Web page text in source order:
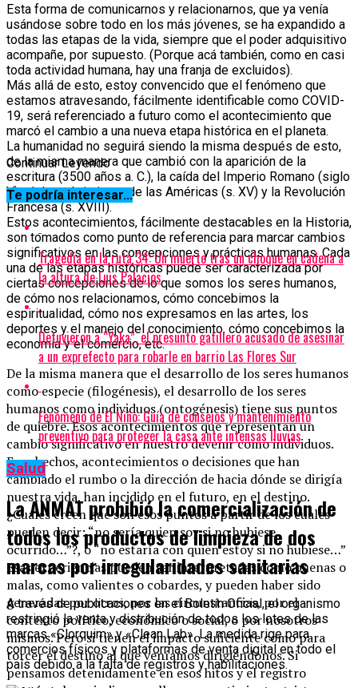
Esta forma de comunicarnos y relacionarnos, que ya venía
usándose sobre todo en los más jóvenes, se ha expandido a
todas las etapas de la vida, siempre que el poder adquisitivo
acompañe, por supuesto. (Porque acá también, como en casi
toda actividad humana, hay una franja de excluidos).
Más allá de esto, estoy convencido que el fenómeno que
estamos atravesando, fácilmente identificable como COVID-
19, será referenciado a futuro como el acontecimiento que
marcó el cambio a una nueva etapa histórica en el planeta.
La humanidad no seguirá siendo la misma después de esto,
de la misma manera que cambió con la aparición de la
escritura (3500 años a. C.), la caída del Imperio Romano (siglo
V), el descubrimiento de las Américas (s. XV) y la Revolución
Francesa (s. XVIII).
Estos acontecimientos, fácilmente destacables en la Historia,
son tomados como punto de referencia para marcar cambios
significativos en las concepciones y prácticas humanas. Cada
una de las etapas históricas puede ser caracterizada por
ciertas concepciones de lo que somos los seres humanos,
de cómo nos relacionamos, cómo concebimos la
espiritualidad, cómo nos expresamos en las artes, los
deportes y el manejo del conocimiento, cómo concebimos la
economía y el comercio, etc.
De la misma manera que el desarrollo de los seres humanos
como especie (filogénesis), el desarrollo de los seres
humanos como individuos (ontogénesis) tiene sus puntos
de quiebre. Esos acontecimientos que representan un
cambio significativo en nuestro devenir como individuos.
Esos hechos, acontecimientos o decisiones que han
cambiado el rumbo o la dirección de hacia dónde se dirigía
nuestra vida, han incidido en el futuro, en el destino.
¿Cuáles creen que son esos puntos a partir de los cuales
pueden decir: “no sería quien soy si no hubiese
ocurrido…”?, o “no estaría con quien estoy si no hubiese…”
Esas experiencias pueden ser interpretadas como buenas o
malas, como valientes o cobardes, y pueden haber sido
generadas por otros, por las circunstancias, por el
contexto político, económico o social, o por nosotros
mismos. Pero si tienen el impacto suficiente como para
torcer el destino al que veníamos dirigiéndonos. Si
pensamos detenidamente en esos hitos y el registro
Continuar Leyendo
Te podría interesar...
Tragedia en la ruta 34: Un muerto tras un choque en cadena a
la altura de Luis Palacios
Detuvieron a “Yaka”, el presunto gatillero acusado de asesinar
a un exprefecto para robarle en barrio Las Flores Sur
Fenómeno de El Niño: Guía de consejos y mantenimiento
preventivo para proteger la casa ante intensas lluvias
Salud
La ANMAT prohibió la comercialización de
todos los productos de limpieza de dos
marcas por irregularidades sanitarias
A través de publicaciones en el Boletín Oficial, el organismo
restringió la venta y distribución de todos los lotes de las
marcas «Clorquim» y «Clean Lab». La medida rige para
comercios físicos y plataformas de venta digital en todo el
país debido a la falta de registros y habilitaciones.